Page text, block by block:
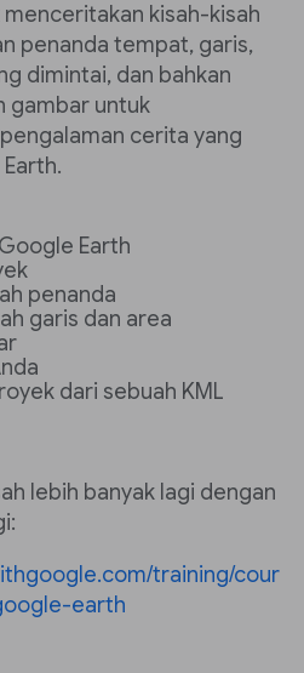
kisah-kisah
penanda tempat, garis,
dimintai, dan bahkan
gambar untuk
cerita yang
Earth
penanda
garis dan area
dari sebuah KML
lebih banyak lagi dengan
training/cour
earth